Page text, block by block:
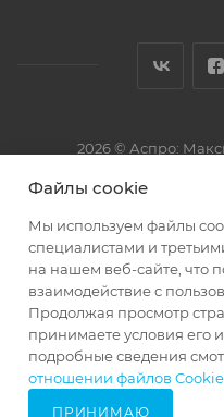
2026 © Аспро:
Файлы cookie
Мы используем файлы
специалистами и
на нашем веб-сайте, что
взаимодействие с
Продолжая просмотр
принимаете условия его
подробные сведения
отношении файлов Cookie
ПРИНИМАЮ